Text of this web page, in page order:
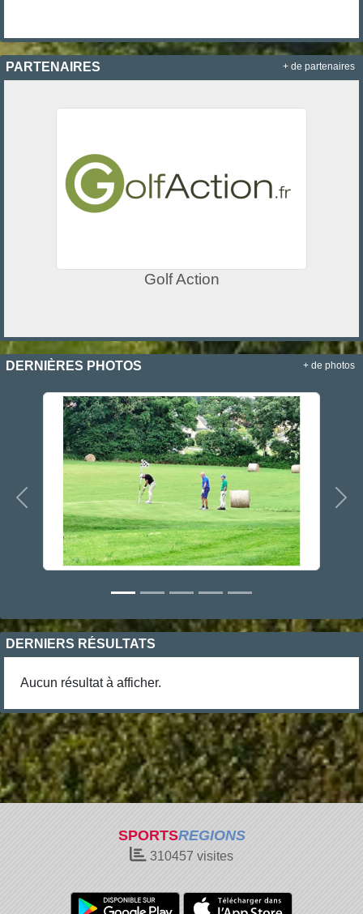
PARTENAIRES
Golf Action
+ de partenaires
DERNIÈRES PHOTOS
Précedent
+ de photos
DERNIERS RÉSULTATS
Aucun résultat à afficher.
SPORTSREGIONS
310457 visites